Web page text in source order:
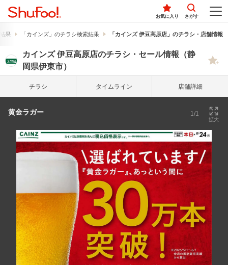
お気に入り さがす
果 「カインズ」のチラシ検索結果 「カインズ 伊豆高原店」のチラシ・店舗情報
カインズ 伊豆高原店のチラシ・セール情報（静
岡県伊東市）
チラシ タイム ライン 店舗詳細
黄金ラガー 1/1
拡大